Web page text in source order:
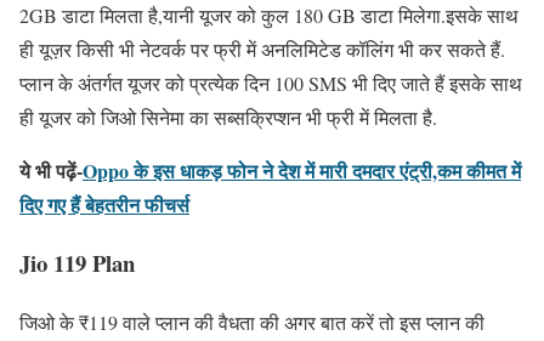
2GB डाटा मिलता है,यानी यूजर को कुल 180 GB डाटा मिलेगा.इसके साथ
ही यूज़र किसी भी नेटवर्क पर फ्री में अनलिमिटेड कॉलिंग भी कर सकते हैं.
प्लान के अंतर्गत यूजर को प्रत्येक दिन 100 SMS भी दिए जाते हैं इसके साथ
ही यूजर को जिओ सिनेमा का सब्सक्रिप्शन भी फ्री में मिलता है.
ये भी पढ़ें-Oppo के इस धाकड़ फोन ने देश में मारी दमदार एंट्री,कम कीमत में
दिए गए हैं बेहतरीन फीचर्स
Jio 119 Plan
जिओ के ₹119 वाले प्लान की वैधता की अगर बात करें तो इस प्लान की